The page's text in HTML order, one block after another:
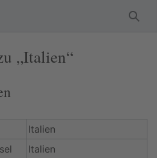
„Italien“
Italien
Italien